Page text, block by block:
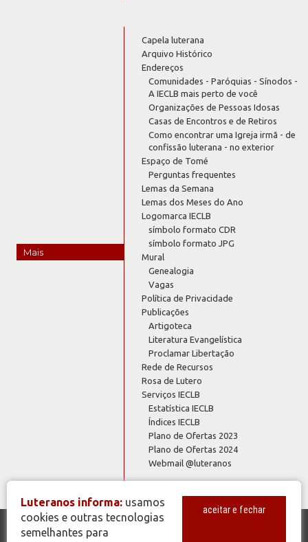
Mais
Capela luterana
Arquivo Histórico
Endereços
Comunidades - Paróquias - Sínodos -
A IECLB mais perto de você
Organizações de Pessoas Idosas
Casas de Encontros e de Retiros
Como encontrar uma Igreja irmã - de
confissão luterana - no exterior
Espaço de Tomé
Perguntas frequentes
Lemas da Semana
Lemas dos Meses do Ano
Logomarca IECLB
símbolo formato CDR
símbolo formato JPG
Mural
Genealogia
Vagas
Política de Privacidade
Publicações
Artigoteca
Literatura Evangelística
Proclamar Libertação
Rede de Recursos
Rosa de Lutero
Serviços IECLB
Estatística IECLB
Índices IECLB
Plano de Ofertas 2023
Plano de Ofertas 2024
Webmail @luteranos
Luteranos informa: usamos
cookies e outras tecnologias
semelhantes para
aceitar e fechar